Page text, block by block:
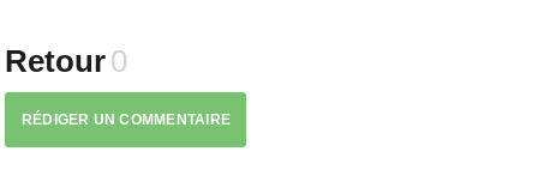
Retour0
RÉDIGER UN COMMENTAIRE